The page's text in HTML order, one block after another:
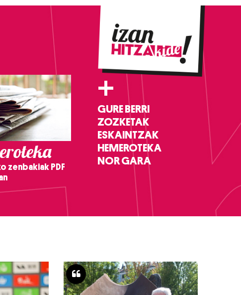
zenbakiak PDF
+
GURE BERRI
ZOZKETAK
ESKAINTZAK
HEMEROTEKA
NOR GARA